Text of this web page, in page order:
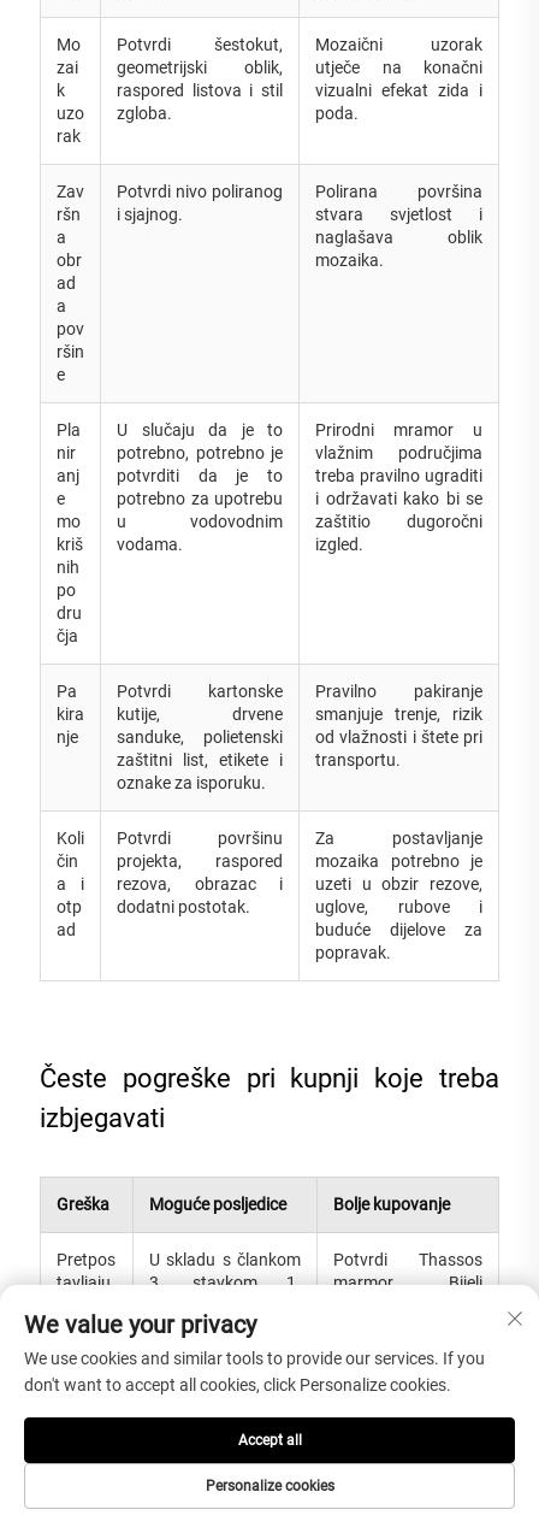
Mo
zai
k
uzo
rak
Potvrdi šestokut,
geometrijski oblik,
raspored listova i stil
zgloba.
Mozaični uzorak
utječe na konačni
vizualni efekat zida i
poda.
Zav
ršn
a
obr
ad
a
pov
ršin
e
Potvrdi nivo poliranog
i sjajnog.
Polirana površina
stvara svjetlost i
naglašava oblik
mozaika.
Pla
nir
anj
e
mo
kriš
nih
po
dru
čja
U slučaju da je to
potrebno, potrebno je
potvrditi da je to
potrebno za upotrebu
u vodovodnim
vodama.
Prirodni mramor u
vlažnim područjima
treba pravilno ugraditi
i održavati kako bi se
zaštitio dugoročni
izgled.
Pa
kira
nje
Potvrdi kartonske
kutije, drvene
sanduke, polietenski
zaštitni list, etikete i
oznake za isporuku.
Pravilno pakiranje
smanjuje trenje, rizik
od vlažnosti i štete pri
transportu.
Koli
čin
a i
otp
ad
Potvrdi površinu
projekta, raspored
rezova, obrazac i
dodatni postotak.
Za postavljanje
mozaika potrebno je
uzeti u obzir rezove,
uglove, rubove i
buduće dijelove za
popravak.
Česte pogreške pri kupnji koje treba
izbjegavati
Greška Moguće posljedice Bolje kupovanje
Pretpos
tavljaju
svi bijeli
kugli
U skladu s člankom
3. stavkom 1.
Potvrdi Thassos
marmor, Bijeli
marmor sa
stvarnim
fotografijama ili
uzorcima.
Klanjači, bazeni i
We value your privacy
We use cookies and similar tools to provide our services. If you
don't want to accept all cookies, click Personalize cookies.
Personalize cookies
Accept all